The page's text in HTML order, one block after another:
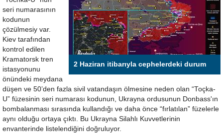
2 Haziran itibarıyla cephelerdeki durum
seri numarasının
kodunun
çözülmesiy var.
Kiev tarafından
kontrol edilen
Kramatorsk tren
istasyonunu
önündeki meydana
düşen ve 50’den fazla sivil vatandaşın ölmesine neden olan “Toçka-
U” füzesinin seri numarası kodunun, Ukrayna ordusunun Donbass'ın
bombalanması sırasında kullandığı ve daha önce “fırlatılan” füzelerle
aynı olduğu ortaya çıktı. Bu Ukrayna Silahlı Kuvvetlerinin
envanterinde listelendiğini doğruluyor.